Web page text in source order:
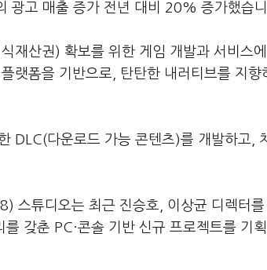
광고 매출 증가 전년 대비 20% 증가했습니
재산권) 확보를 위한 게임 개발과 서비스
랫폼을 기반으로, 탄탄한 내러티브를 지
DLC(다운로드 가능 콘텐츠)를 개발하고,
스튜디오는 최근 진승호, 이상균 디렉터
갖춘 PC·콘솔 기반 신규 프로젝트를 기